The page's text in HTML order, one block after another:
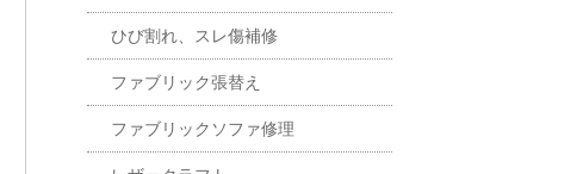
ひび割れ、スレ傷補修
ファブリック張替え
ファブリックソファ修理